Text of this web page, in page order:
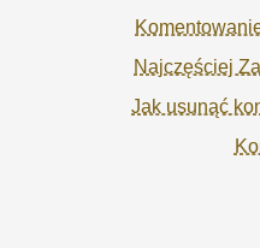
Najczęściej
Jak usunąć